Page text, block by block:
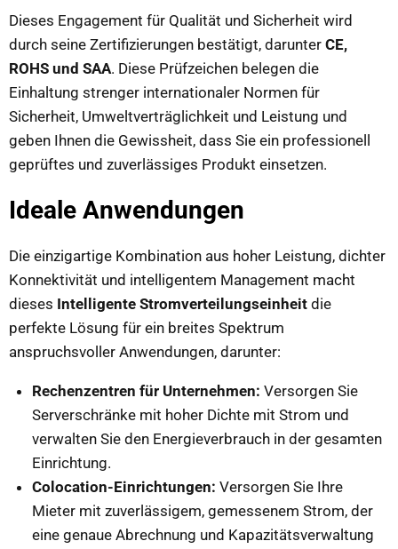
Dieses Engagement für Qualität und Sicherheit wird
durch seine Zertifizierungen bestätigt, darunter CE,
ROHS und SAA. Diese Prüfzeichen belegen die
Einhaltung strenger internationaler Normen für
Sicherheit, Umweltverträglichkeit und Leistung und
geben Ihnen die Gewissheit, dass Sie ein professionell
geprüftes und zuverlässiges Produkt einsetzen.
Ideale Anwendungen
Die einzigartige Kombination aus hoher Leistung, dichter
Konnektivität und intelligentem Management macht
dieses Intelligente Stromverteilungseinheit die
perfekte Lösung für ein breites Spektrum
anspruchsvoller Anwendungen, darunter:
Rechenzentren für Unternehmen: Versorgen Sie
Serverschränke mit hoher Dichte mit Strom und
verwalten Sie den Energieverbrauch in der gesamten
Einrichtung.
Colocation-Einrichtungen: Versorgen Sie Ihre
Mieter mit zuverlässigem, gemessenem Strom, der
eine genaue Abrechnung und Kapazitätsverwaltung